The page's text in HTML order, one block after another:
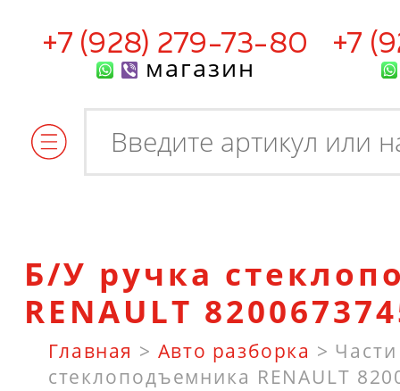
+7 (928) 279-73-80
магазин
+7
Б/У ручка
RENAULT
Главная > Авто разборка >
стеклоподъемника RENAULT